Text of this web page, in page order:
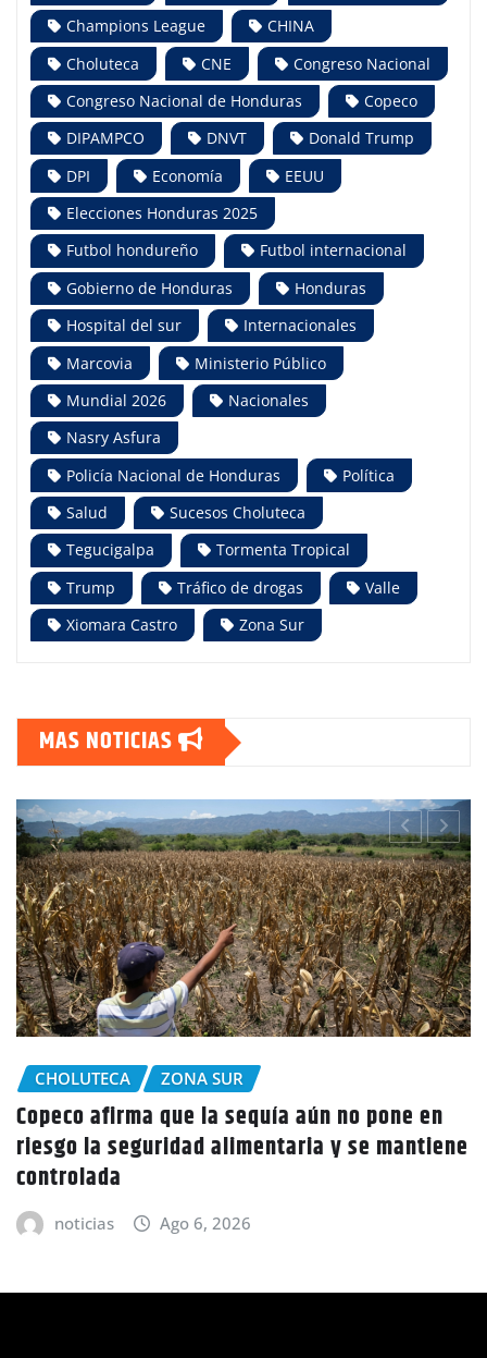
Champions League
CHINA
Choluteca
CNE
Congreso Nacional
Congreso Nacional de Honduras
Copeco
DIPAMPCO
DNVT
Donald Trump
DPI
Economía
EEUU
Elecciones Honduras 2025
Futbol hondureño
Futbol internacional
Gobierno de Honduras
Honduras
Hospital del sur
Internacionales
Marcovia
Ministerio Público
Mundial 2026
Nacionales
Nasry Asfura
Policía Nacional de Honduras
Política
Salud
Sucesos Choluteca
Tegucigalpa
Tormenta Tropical
Trump
Tráfico de drogas
Valle
Xiomara Castro
Zona Sur
MAS NOTICIAS
CHOLUTECA
Policía Nacional desaloja a campesinos de
tierras en El Tulito, Choluteca
noticias